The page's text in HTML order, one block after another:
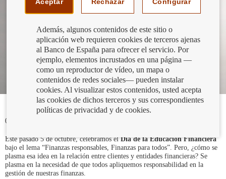
07/10/2020
Este pasado 5 de octubre, celebramos elDía de la Educación Financiera
bajo el lema “Finanzas responsables, Finanzas para todos”. Pero, ¿cómo se
plasma esa idea en la relación entre clientes y entidades financieras? Se
plasma en la necesidad de que todos apliquemos responsabilidad en la
gestión de nuestras finanzas.
Aceptar Rechazar Configurar
Además, algunos contenidos de este sitio o
aplicación web requieren cookies de terceros ajenas
al Banco de España para ofrecer el servicio. Por
ejemplo, elementos incrustados en una página —
como un reproductor de vídeo, un mapa o
contenidos de redes sociales— pueden instalar
cookies. Al visualizar estos contenidos, usted acepta
las cookies de dichos terceros y sus correspondientes
políticas de privacidad y de cookies.